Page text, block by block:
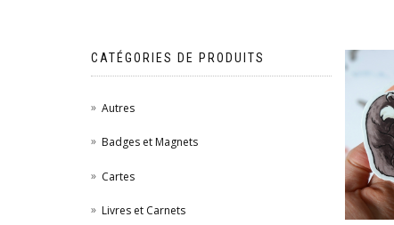
CATÉGORIES DE PRODUITS
Autres
Badges et Magnets
Cartes
Livres et Carnets